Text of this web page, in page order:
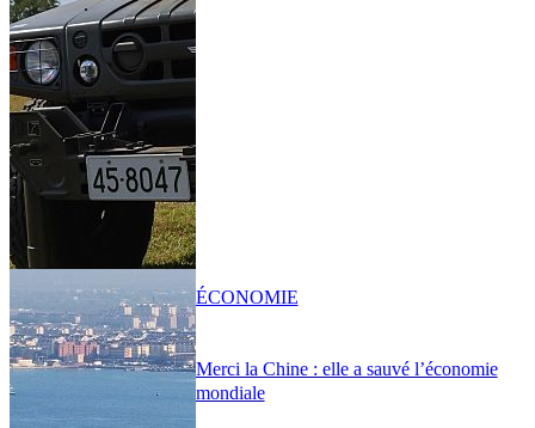
Merci la Chine : elle a sauvé l’économie
mondiale
ÉCONOMIE